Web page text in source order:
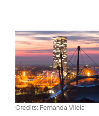
Credits: Fernanda Vilela